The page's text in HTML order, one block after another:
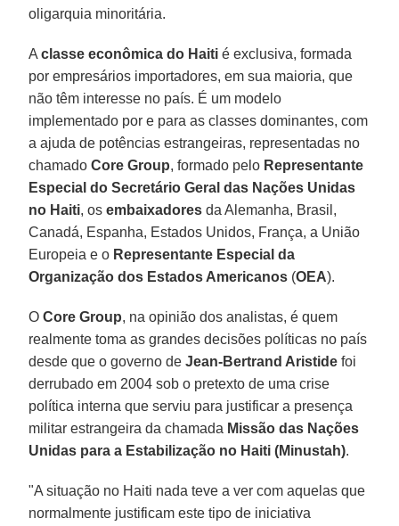
oligarquia minoritária.
Aclasse econômica do Haiti é exclusiva, formada
por empresários importadores, em sua maioria, que
não têm interesse no país. É um modelo
implementado por e para as classes dominantes, com
a ajuda de potências estrangeiras, representadas no
chamadoCore Group, formado pelo Representante
Especial do Secretário Geral das Nações Unidas
no Haiti, osembaixadores da Alemanha, Brasil,
Canadá, Espanha, Estados Unidos, França, a União
Europeia e o Representante Especial da
Organização dos Estados Americanos (OEA).
O Core Group, na opinião dos analistas, é quem
realmente toma as grandes decisões políticas no país
desde que o governo deJean-Bertrand Aristide foi
derrubado em 2004 sob o pretexto de uma crise
política interna que serviu para justificar a presença
militar estrangeira da chamada Missão das Nações
Unidas para a Estabilização no Haiti (Minustah).
"A situação no Haiti nada teve a ver com aquelas que
normalmente justificam este tipo de iniciativa